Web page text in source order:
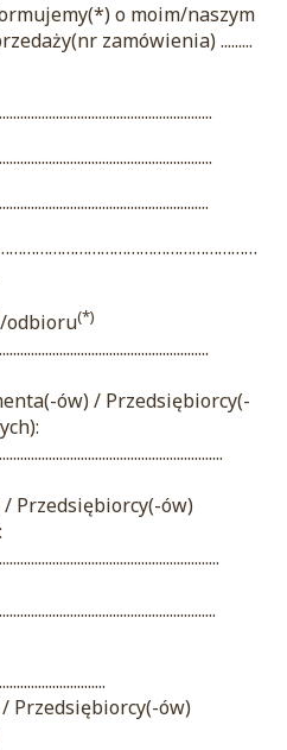
o moim/naszym
zamówienia) .........
/odbioru(*)
ów) / Przedsiębiorcy(-
Przedsiębiorcy(-ów)
Przedsiębiorcy(-ów)